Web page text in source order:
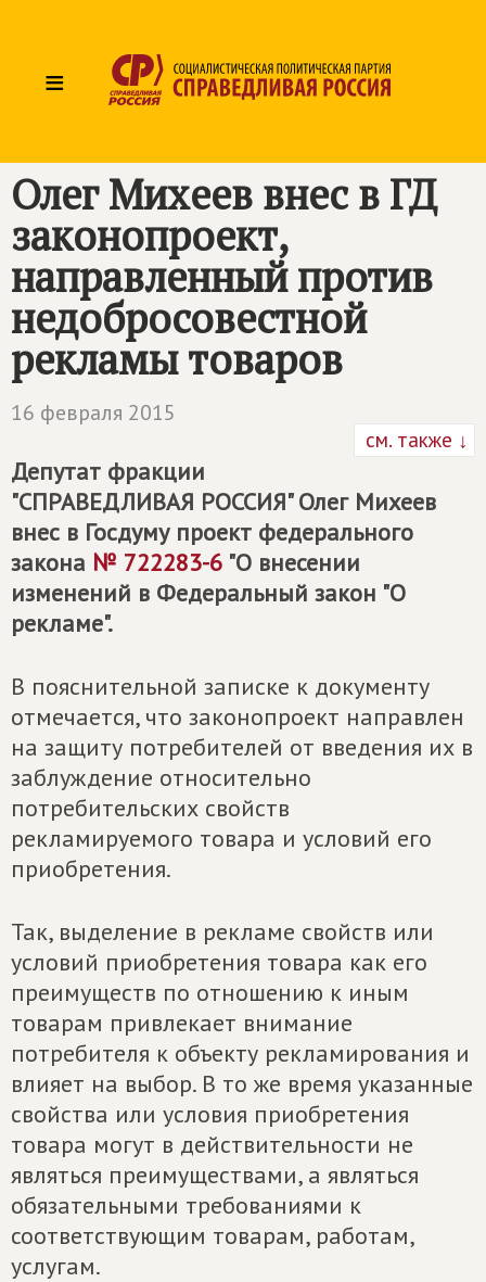
≡
Олег Михеев внес в ГД
законопроект,
направленный против
недобросовестной
рекламы товаров
16 февраля 2015
см. также ↓
Депутат фракции
"СПРАВЕДЛИВАЯ РОССИЯ" Олег Михеев
внес в Госдуму проект федерального
закона № 722283-6 "О внесении
изменений в Федеральный закон "О
рекламе".
В пояснительной записке к документу
отмечается, что законопроект направлен
на защиту потребителей от введения их в
заблуждение относительно
потребительских свойств
рекламируемого товара и условий его
приобретения.
Так, выделение в рекламе свойств или
условий приобретения товара как его
преимуществ по отношению к иным
товарам привлекает внимание
потребителя к объекту рекламирования и
влияет на выбор. В то же время указанные
свойства или условия приобретения
товара могут в действительности не
являться преимуществами, а являться
обязательными требованиями к
соответствующим товарам, работам,
услугам.